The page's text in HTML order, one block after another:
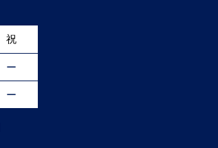
祝
ー
ー